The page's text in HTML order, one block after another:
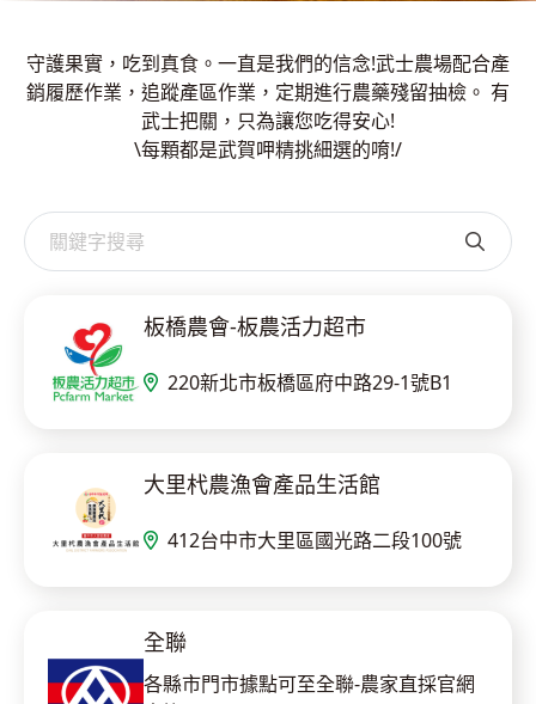
守護果實，吃到真食。一直是我們的信念!武士農場配合產
銷履歷作業，追蹤產區作業，定期進行農藥殘留抽檢。 有
武士把關，只為讓您吃得安心!
\每顆都是武賀呷精挑細選的唷!/
板橋農會-板農活力超市
220新北市板橋區府中路29-1號B1
大里杙農漁會產品生活館
412台中市大里區國光路二段100號
全聯
各縣市門市據點可至全聯-農家直採官網